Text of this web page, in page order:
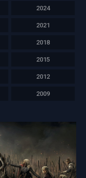
2024
2021
2018
2015
2012
2009